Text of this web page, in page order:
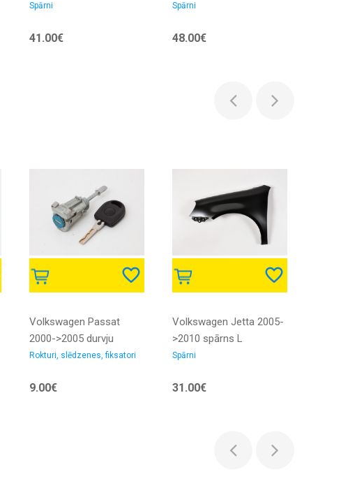
Spārni
41.00€
Spārni
48.00€
Volkswagen Passat
2000->2005 durvju
slēdzenes priekšas L ar
Rokturi, slēdzenes, fiksatori
9.00€
Volkswagen Jetta 2005-
>2010 spārns L
Spārni
31.00€